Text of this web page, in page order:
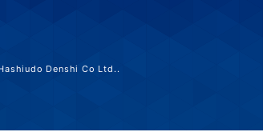
Denshi Co Ltd..